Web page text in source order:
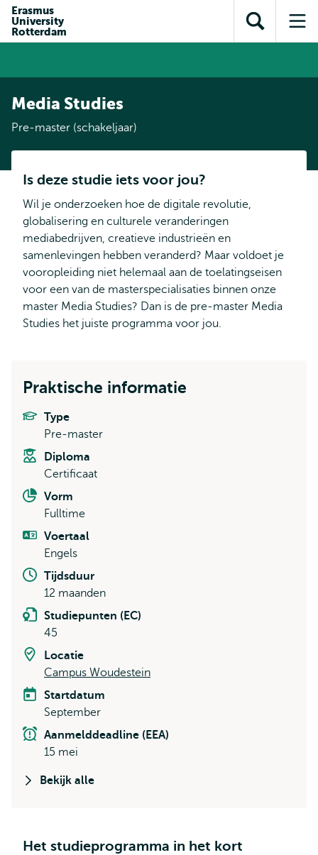
inhoud
Direct naar
subnavigatie
Erasmus
University
Rotterdam
Toon
zoekveld
Media Studies
Pre-master (schakeljaar)
Is deze studie iets voor jou?
Wil je onderzoeken hoe de digitale revolutie,
globalisering en culturele veranderingen
mediabedrijven, creatieve industrieën en
samenlevingen hebben veranderd? Maar voldoet je
vooropleiding niet helemaal aan de toelatingseisen
voor een van de masterspecialisaties binnen onze
master Media Studies? Dan is de pre-master Media
Studies het juiste programma voor jou.
Praktische informatie
Type
Pre-master
Diploma
Certificaat
Vorm
Fulltime
Voertaal
Engels
Tijdsduur
12 maanden
Studiepunten (EC)
45
Locatie
Campus Woudestein
Startdatum
September
Aanmelddeadline (EEA)
15 mei
Bekijk alle
Het studieprogramma in het kort